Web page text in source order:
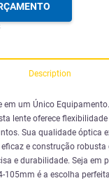
Description
em um Único
lente oferece
Sua qualidade óptica
e construção robusta
e durabilidade. Seja em
105mm é a escolha